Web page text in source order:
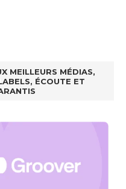
MEILLEURS MÉDIAS,
ÉCOUTE ET